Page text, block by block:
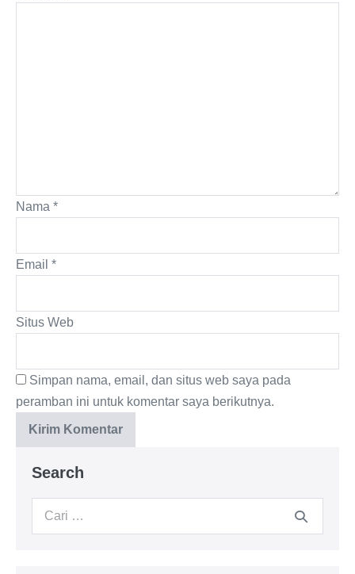
Nama *
Email *
Situs Web
Simpan nama, email, dan situs web saya pada
peramban ini untuk komentar saya berikutnya.
Search